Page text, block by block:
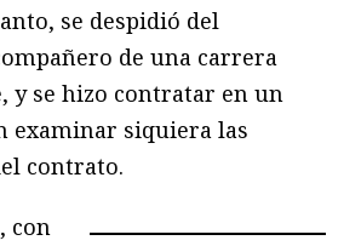
se despidió del
de una carrera
y se hizo contratar en un
examinar siquiera las
contrato.
con